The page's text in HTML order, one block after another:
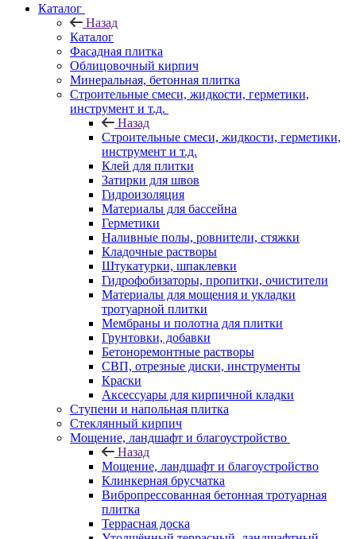
Каталог
Назад
Каталог
Фасадная плитка
Облицовочный кирпич
Минеральная, бетонная плитка
Строительные смеси, жидкости, герметики,
инструмент и т.д.
Назад
Строительные смеси, жидкости, герметики,
инструмент и т.д.
Клей для плитки
Затирки для швов
Гидроизоляция
Материалы для бассейна
Герметики
Наливные полы, ровнители, стяжки
Кладочные растворы
Штукатурки, шпаклевки
Гидрофобизаторы, пропитки, очистители
Материалы для мощения и укладки
тротуарной плитки
Мембраны и полотна для плитки
Грунтовки, добавки
Бетоноремонтные растворы
СВП, отрезные диски, инструменты
Краски
Аксессуары для кирпичной кладки
Ступени и напольная плитка
Cтеклянный кирпич
Мощение, ландшафт и благоустройство
Назад
Мощение, ландшафт и благоустройство
Клинкерная брусчатка
Вибропрессованная бетонная тротуарная
плитка
Террасная доска